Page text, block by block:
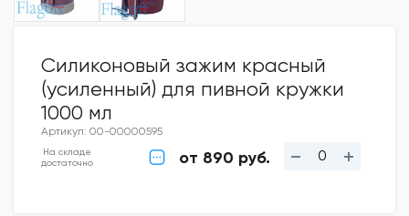
Силиконовый зажим красный
(усиленный) для пивной кружки
1000 мл
Артикул: 00-00000595
На складе
достаточно
от 890 руб.